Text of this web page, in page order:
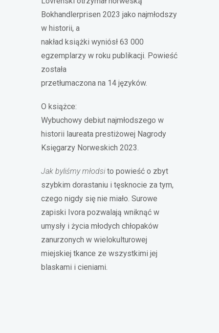
Bokhandlerprisen 2023 jako najmłodszy
w historii, a
nakład książki wyniósł 63 000
egzemplarzy w roku publikacji. Powieść
została
przetłumaczona na 14 języków.
O książce:
Wybuchowy debiut najmłodszego w
historii laureata prestiżowej Nagrody
Księgarzy Norweskich 2023.
Jak byliśmy młodsito powieść o zbyt
szybkim dorastaniu i tęsknocie za tym,
czego nigdy się nie miało. Surowe
zapiski Ivora pozwalają wniknąć w
umysły i życia młodych chłopaków
zanurzonych w wielokulturowej
miejskiej tkance ze wszystkimi jej
blaskami i cieniami.